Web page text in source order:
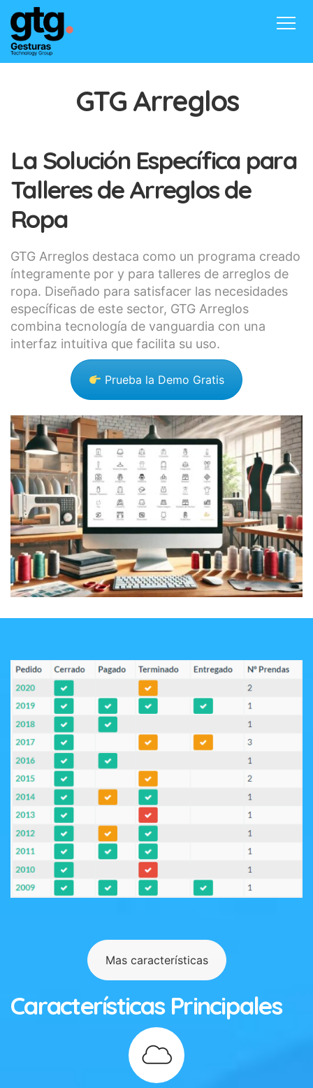
Contacto
GTG Arreglos
La Solución Específica para
Talleres de Arreglos de
Ropa
GTG Arreglos destaca como un programa creado
íntegramente por y para talleres de arreglos de
ropa. Diseñado para satisfacer las necesidades
específicas de este sector, GTG Arreglos
combina tecnología de vanguardia con una
interfaz intuitiva que facilita su uso.
Prueba la Demo Gratis
Mas características
Características Principales